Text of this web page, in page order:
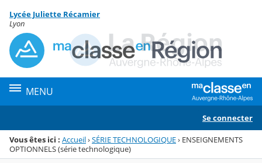
Menu de la rubrique
Contenu
Lycée Juliette Récamier
Lyon
MENU
Se connecter
Vous êtes ici : Accueil›SÉRIE TECHNOLOGIQUE› ENSEIGNEMENTS
OPTIONNELS (série technologique)